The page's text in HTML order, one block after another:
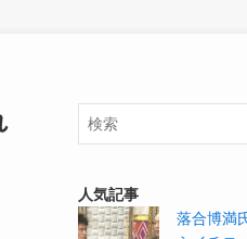
人気記事
落合博満